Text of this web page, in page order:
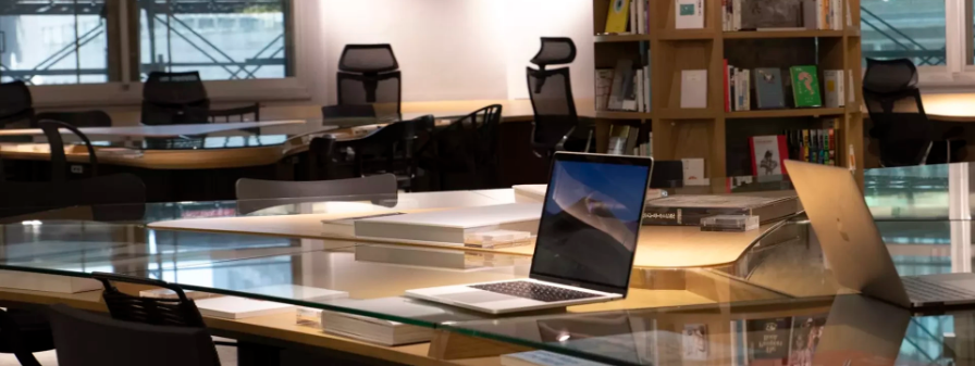
エルピクセル 採用担当
エルピクセル株式会社 /